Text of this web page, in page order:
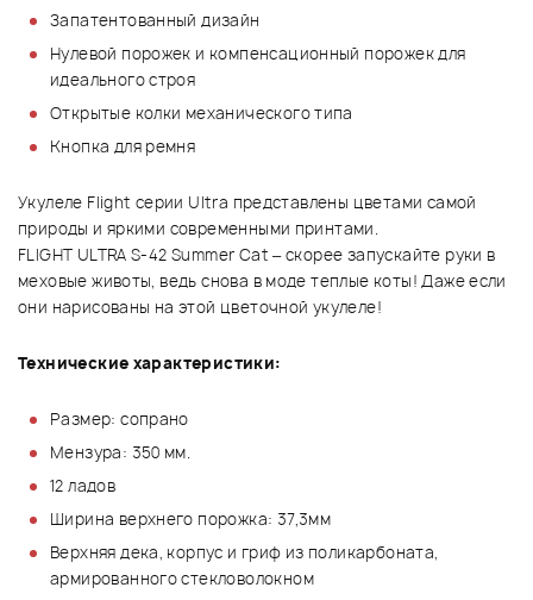
Запатентованный дизайн
Нулевой порожек и компенсационный порожек для
идеального строя
Открытые колки механического типа
Кнопка для ремня
Укулеле Flight серии Ultra представлены цветами самой
природы и яркими современными принтами.
FLIGHT ULTRA S-42 Summer Cat – скорее запускайте руки в
меховые животы, ведь снова в моде теплые коты! Даже если
они нарисованы на этой цветочной укулеле!
Технические характеристики:
Размер: сопрано
Мензура: 350 мм.
12 ладов
Ширина верхнего порожка: 37,3мм
Верхняя дека, корпус и гриф из поликарбоната,
армированного стекловолокном